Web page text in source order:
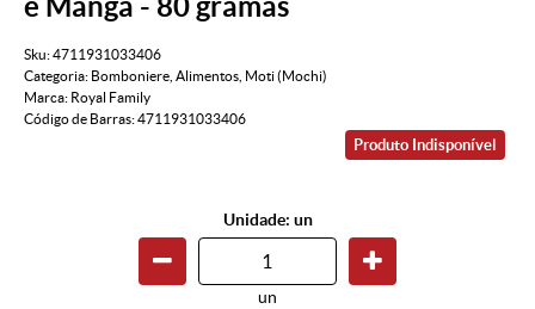
Sku:4711931033406
Categoria: Bomboniere Alimentos Moti (Mochi)
Marca: Royal Family
Código de Barras:4711931033406
Produto Indisponível
Unidade: un
un